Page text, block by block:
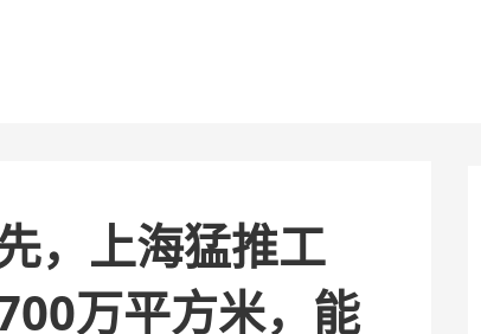
，上海猛推工
万平方米，能